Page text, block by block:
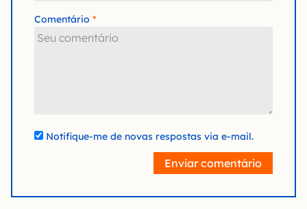
Comentário
Notifique-me de novas respostas via e-mail.
Enviar comentário